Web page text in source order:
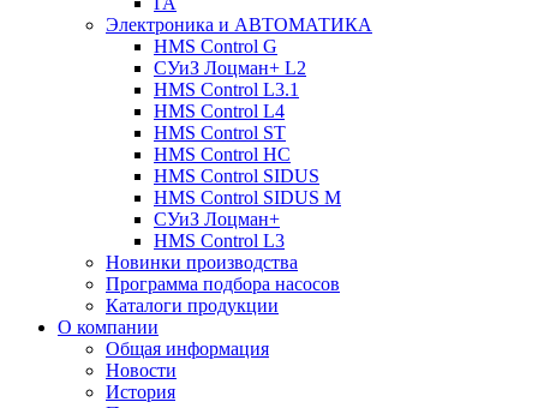
Электроника и АВТОМАТИКА
HMS Control G
СУиЗ Лоцман+ L2
HMS Control L3.1
HMS Control L4
HMS Control ST
HMS Control HC
HMS Control SIDUS
HMS Control SIDUS M
СУиЗ Лоцман+
HMS Control L3
Новинки производства
Программа подбора насосов
Каталоги продукции
О компании
Общая информация
Новости
История